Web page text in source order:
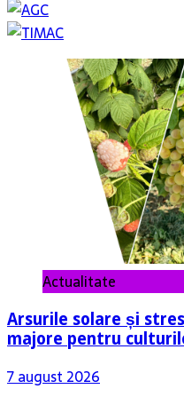
Actualitate
Arsurile solare și
majore pentru
7 august 2026